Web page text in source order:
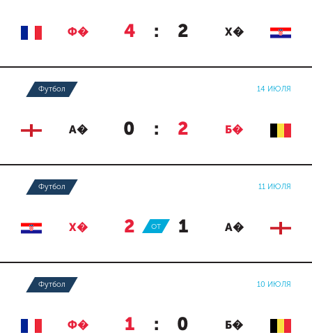
Ф� 4 : 2 Х�
Футбол 14 ИЮЛЯ
А� 0 : 2 Б�
Футбол 11 ИЮЛЯ
Х� 2 : 1 А�
ОТ
Футбол 10 ИЮЛЯ
Ф� 1 : 0 Б�